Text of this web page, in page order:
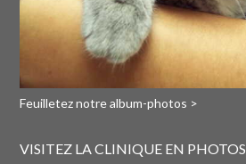
Feuilletez notre album-photos >
VISITEZ LA CLINIQUE EN PHOTOS